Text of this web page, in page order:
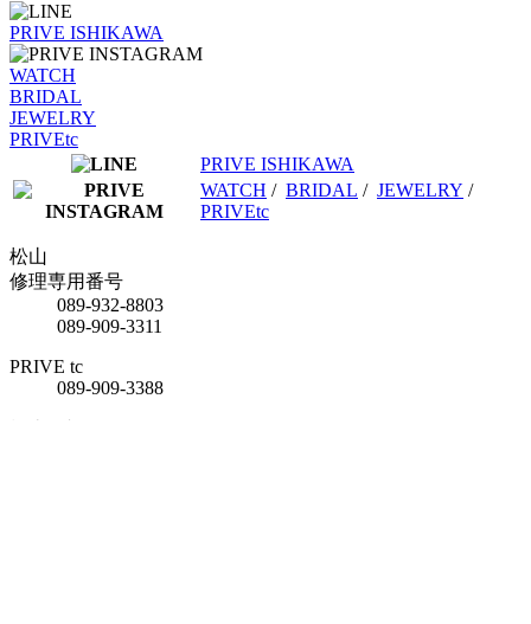
PRIVE ISHIKAWA
WATCH
BRIDAL
JEWELRY
PRIVEtc
PRIVE ISHIKAWA
WATCH / BRIDAL / JEWELRY /
PRIVEtc
松山
修理専用番号
089-932-8803
089-909-3311
PRIVE tc
089-909-3388